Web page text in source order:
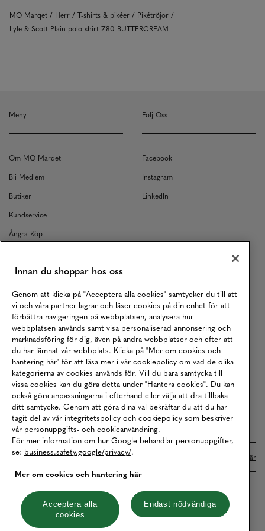
MQ Marqet Herr T-shirts & pikéer
Pikétröjor
Lyle & Scott Plain polo shirt Z80 BUTTERCREAM
Meny
Om MQ Marqet
Bli Medlem
Butiker
Kundservice
Ångra Köp
Returer
Köpvillkor
Karriär
Vårt Ansvar
Våra Tjänster
Press
Studentrabatt
B2B
Tillgänglighetsredogörelse
Följ Oss
Facebook
Instagram
LinkedIn
Betalningar online sköts i samarbete med Klarna. Läs mer här
Cookies Integritetspolicy
Hantera cookies
Innan du shoppar hos oss
Genom att klicka på "Acceptera alla cookies" samtycker du till att
vi och våra partner lagrar och läser cookies på din enhet för att
förbättra navigeringen på webbplatsen, analysera hur
webbplatsen används samt visa personaliserad annonsering och
marknadsföring för dig, även på andra webbplatser och efter att
du har lämnat vår webbplats. Klicka på "Mer om cookies och
hantering här" för att läsa mer i vår cookiepolicy om vad de olika
kategorierna av cookies används för. Vill du bara samtycka till
vissa cookies kan du göra detta under "Hantera cookies". Du kan
också göra anpassningarna i efterhand eller välja att dra tillbaka
ditt samtycke. Genom att göra dina val bekräftar du att du har
tagit del av vår integritetspolicy och cookiepolicy som beskriver
vår personuppgifts- och cookieanvändning.
För mer information om hur Google behandlar personuppgifter,
se: business.safety.google/privacy/.
Mer om cookies och hantering här
Acceptera alla
cookies
Endast nödvändiga